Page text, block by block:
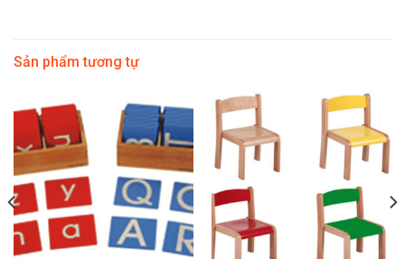
Sản phẩm tương tự